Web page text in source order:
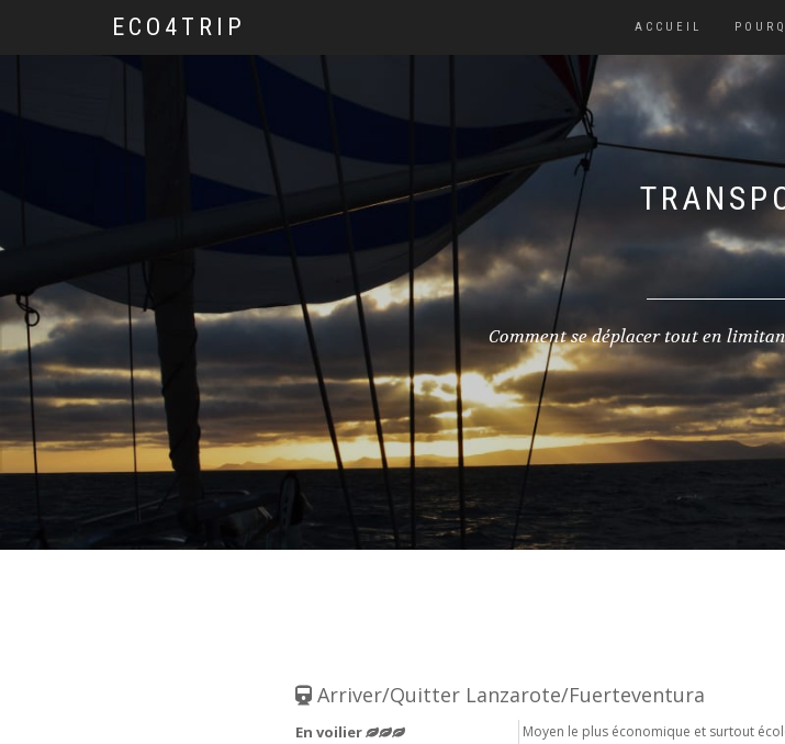
ECO4TRIP ACCUEIL
Comment se déplacer tout en
Arriver/Quitter Lanzarote/Fuerteventura
En voilier
Moyen le plus économique et surtout